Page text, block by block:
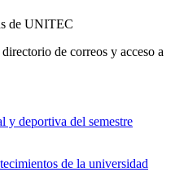
de UNITEC
de correos y acceso a
y deportiva del semestre
de la universidad